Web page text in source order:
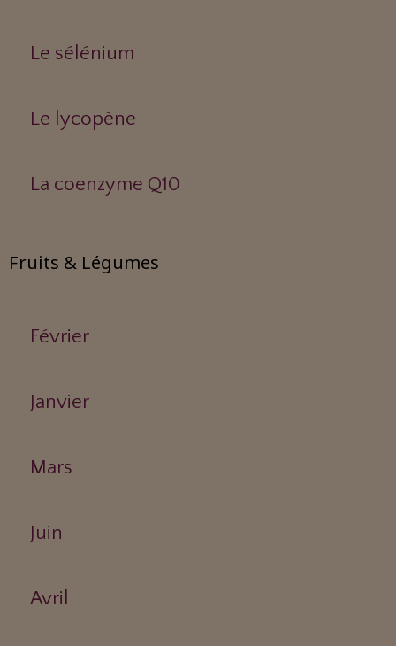
Le sélénium
Le lycopène
La coenzyme Q10
Fruits & Légumes
Février
Janvier
Mars
Juin
Avril